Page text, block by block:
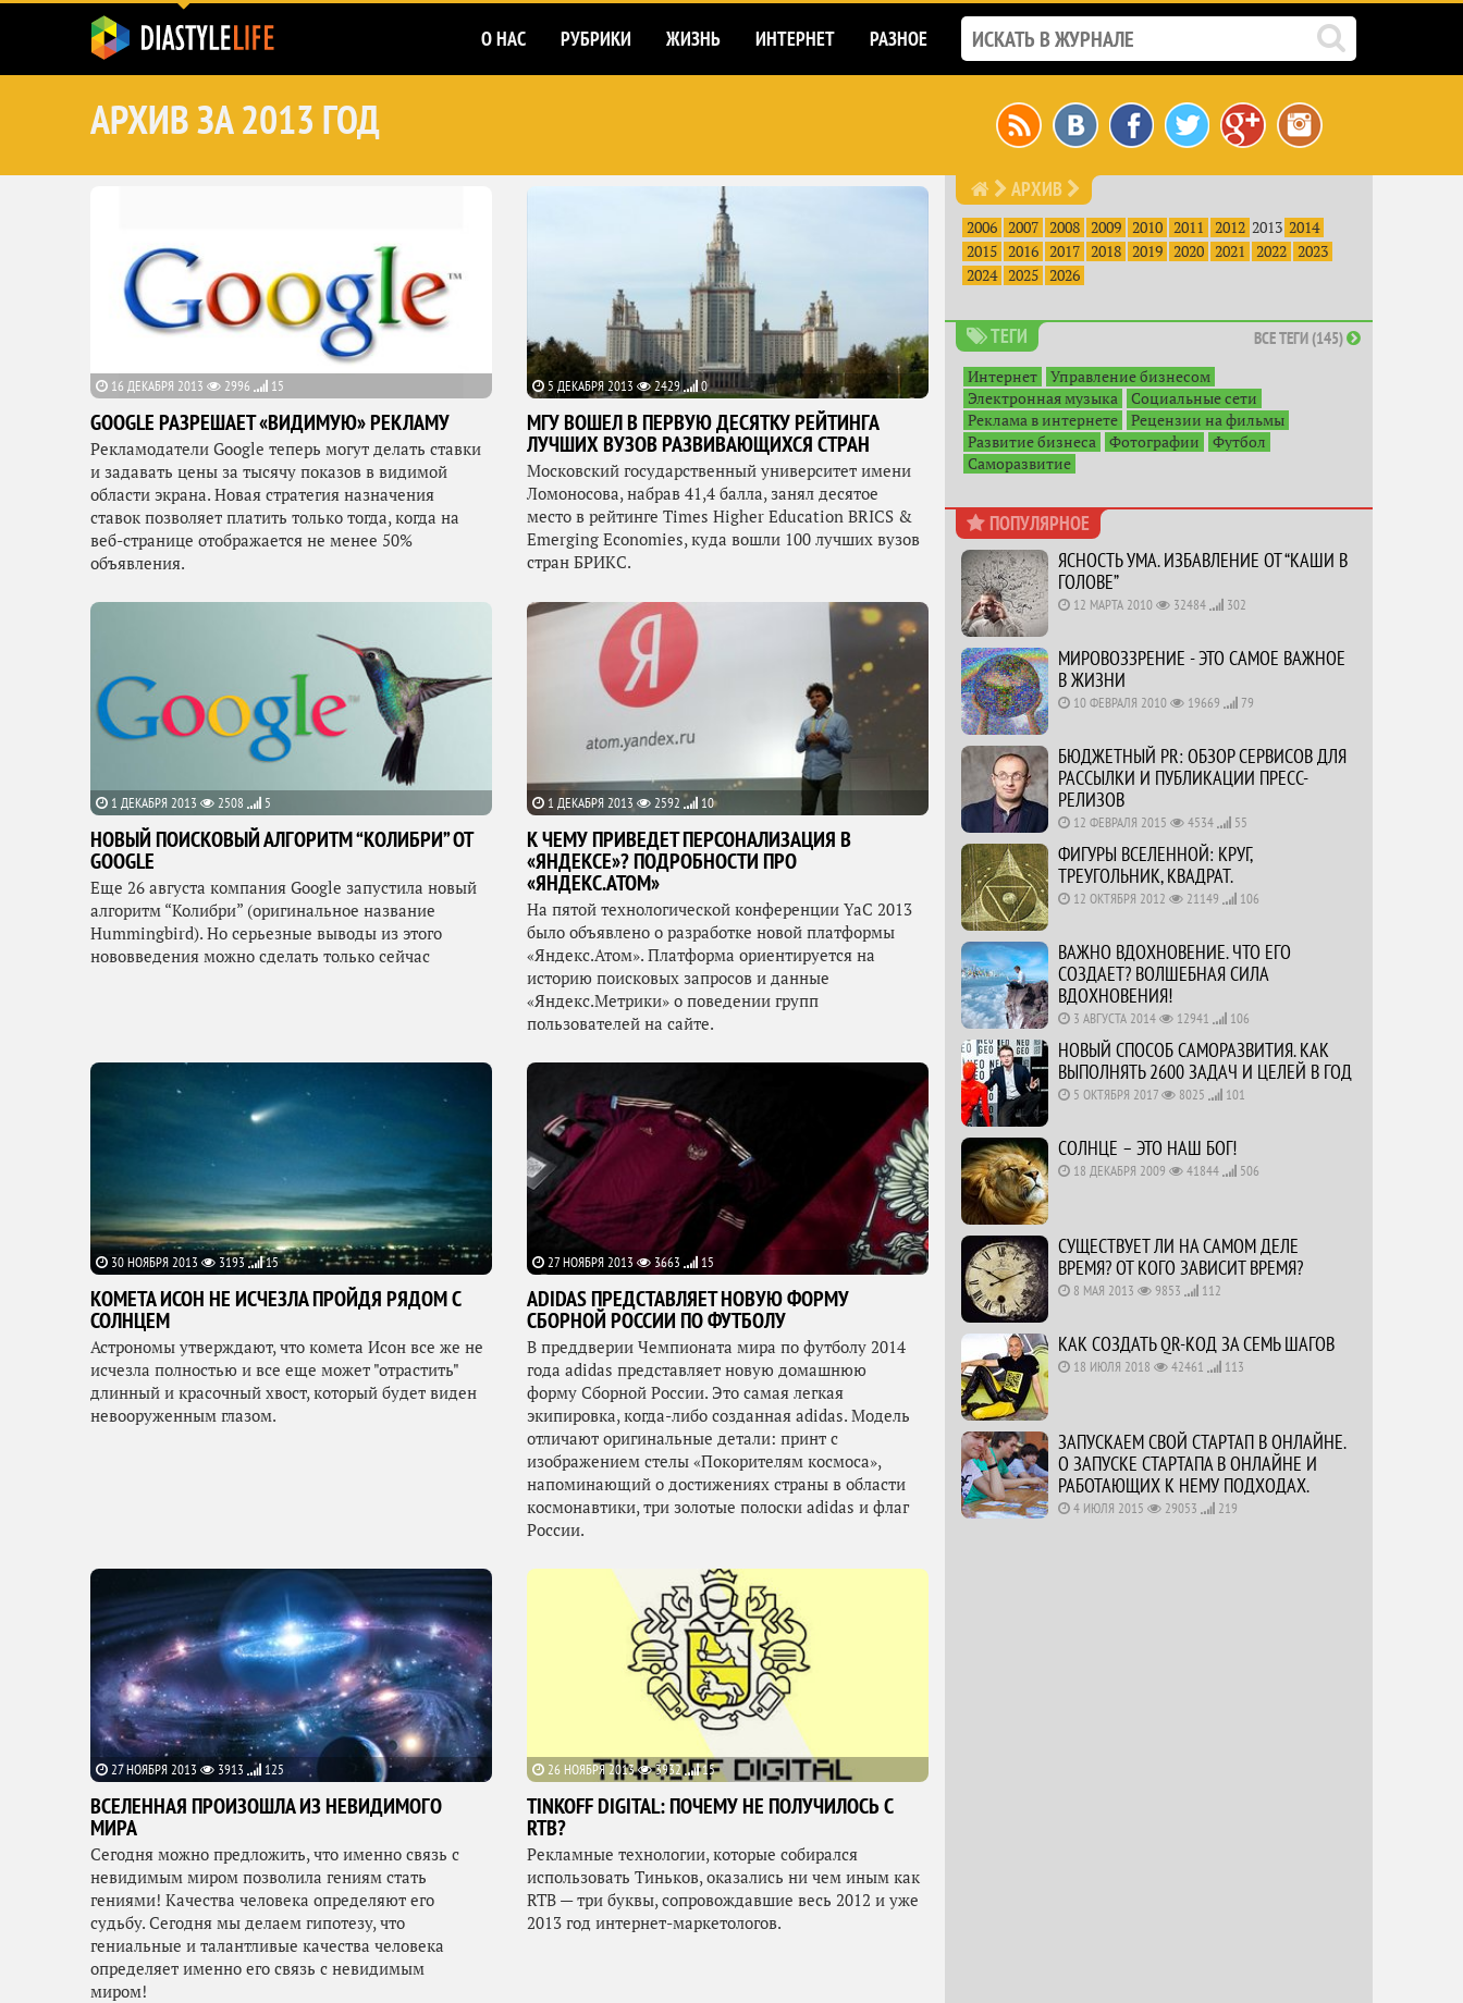
О НАС РУБРИКИ ЖИЗНЬ ИНТЕРНЕТ РАЗНОЕ
АРХИВ ЗА 2013 ГОД
16 ДЕКАБРЯ 2013 2996 15
GOOGLE РАЗРЕШАЕТ «ВИДИМУЮ» РЕКЛАМУ
Рекламодатели Google теперь могут делать ставки
и задавать цены за тысячу показов в видимой
области экрана. Новая стратегия назначения
ставок позволяет платить только тогда, когда на
веб-странице отображается не менее 50%
объявления.
5 ДЕКАБРЯ 2013 2429 0
МГУ ВОШЕЛ В ПЕРВУЮ ДЕСЯТКУ РЕЙТИНГА
ЛУЧШИХ ВУЗОВ РАЗВИВАЮЩИХСЯ СТРАН
Московский государственный университет имени
Ломоносова, набрав 41,4 балла, занял десятое
место в рейтинге Times Higher Education BRICS &
Emerging Economies, куда вошли 100 лучших вузов
стран БРИКС.
1 ДЕКАБРЯ 2013 2508 5
НОВЫЙ ПОИСКОВЫЙ АЛГОРИТМ “КОЛИБРИ” ОТ
GOOGLE
Еще 26 августа компания Google запустила новый
алгоритм “Колибри” (оригинальное название
Hummingbird). Но серьезные выводы из этого
нововведения можно сделать только сейчас
1 ДЕКАБРЯ 2013 2592 10
К ЧЕМУ ПРИВЕДЕТ ПЕРСОНАЛИЗАЦИЯ В
«ЯНДЕКСЕ»? ПОДРОБНОСТИ ПРО
«ЯНДЕКС.АТОМ»
На пятой технологической конференции YaC 2013
было объявлено о разработке новой платформы
«Яндекс.Атом». Платформа ориентируется на
историю поисковых запросов и данные
«Яндекс.Метрики» о поведении групп
пользователей на сайте.
30 НОЯБРЯ 2013 3193 15
КОМЕТА ИСОН НЕ ИСЧЕЗЛА ПРОЙДЯ РЯДОМ С
СОЛНЦЕМ
Астрономы утверждают, что комета Исон все же не
исчезла полностью и все еще может "отрастить"
длинный и красочный хвост, который будет виден
невооруженным глазом.
27 НОЯБРЯ 2013 3663 15
ADIDAS ПРЕДСТАВЛЯЕТ НОВУЮ ФОРМУ
СБОРНОЙ РОССИИ ПО ФУТБОЛУ
В преддверии Чемпионата мира по футболу 2014
года adidas представляет новую домашнюю
форму Сборной России. Это самая легкая
экипировка, когда-либо созданная adidas. Модель
отличают оригинальные детали: принт с
изображением стелы «Покорителям космоса»,
напоминающий о достижениях страны в области
космонавтики, три золотые полоски adidas и флаг
России.
27 НОЯБРЯ 2013 3913 125
ВСЕЛЕННАЯ ПРОИЗОШЛА ИЗ НЕВИДИМОГО
МИРА
Сегодня можно предложить, что именно связь с
невидимым миром позволила гениям стать
гениями! Качества человека определяют его
судьбу. Сегодня мы делаем гипотезу, что
гениальные и талантливые качества человека
определяет именно его связь с невидимым
миром!
26 НОЯБРЯ 2013 3932 15
TINKOFF DIGITAL: ПОЧЕМУ НЕ ПОЛУЧИЛОСЬ С
RTB?
Рекламные технологии, которые собирался
использовать Тиньков, оказались ни чем иным как
RTB — три буквы, сопровождавшие весь 2012 и уже
2013 год интернет-маркетологов.
АРХИВ
2006 2007 2008 2009 2010 2011 2012 2013 2014
2015 2016 2017 2018 2019 2020 2021 2022 2023
2024 2025 2026
ТЕГИ ВСЕ ТЕГИ (145)
Интернет
Управление бизнесом
Электронная музыка
Социальные сети
Реклама в интернете
Рецензии на фильмы
Развитие бизнеса
Фотографии
Футбол
Саморазвитие
ПОПУЛЯРНОЕ
ЯСНОСТЬ УМА. ИЗБАВЛЕНИЕ ОТ “КАШИ В
ГОЛОВЕ”
12 МАРТА 2010 32484 302
МИРОВОЗЗРЕНИЕ - ЭТО САМОЕ ВАЖНОЕ
В ЖИЗНИ
10 ФЕВРАЛЯ 2010 19669 79
БЮДЖЕТНЫЙ PR: ОБЗОР СЕРВИСОВ ДЛЯ
РАССЫЛКИ И ПУБЛИКАЦИИ ПРЕСС-
РЕЛИЗОВ
12 ФЕВРАЛЯ 2015 4534 55
ФИГУРЫ ВСЕЛЕННОЙ: КРУГ,
ТРЕУГОЛЬНИК, КВАДРАТ.
12 ОКТЯБРЯ 2012 21149 106
ВАЖНО ВДОХНОВЕНИЕ. ЧТО ЕГО
СОЗДАЕТ? ВОЛШЕБНАЯ СИЛА
ВДОХНОВЕНИЯ!
3 АВГУСТА 2014 12941 106
НОВЫЙ СПОСОБ САМОРАЗВИТИЯ. КАК
ВЫПОЛНЯТЬ 2600 ЗАДАЧ И ЦЕЛЕЙ В ГОД
5 ОКТЯБРЯ 2017 8025 101
СОЛНЦЕ – ЭТО НАШ БОГ!
18 ДЕКАБРЯ 2009 41844 506
СУЩЕСТВУЕТ ЛИ НА САМОМ ДЕЛЕ
ВРЕМЯ? ОТ КОГО ЗАВИСИТ ВРЕМЯ?
8 МАЯ 2013 9853 112
КАК СОЗДАТЬ QR-КОД ЗА СЕМЬ ШАГОВ
18 ИЮЛЯ 2018 42461 113
ЗАПУСКАЕМ СВОЙ СТАРТАП В ОНЛАЙНЕ.
О ЗАПУСКЕ СТАРТАПА В ОНЛАЙНЕ И
РАБОТАЮЩИХ К НЕМУ ПОДХОДАХ.
4 ИЮЛЯ 2015 29053 219